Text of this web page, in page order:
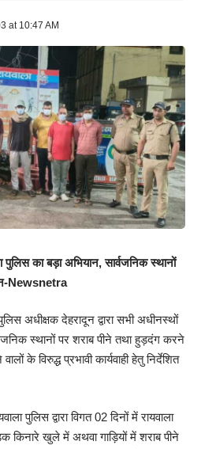
at 10:47 AM
का बड़ा अभियान, सार्वजनिक स्थानों
Newsnetra
अधीक्षक देहरादून द्वारा सभी अधीनस्थों
स्थानों पर शराब पीने तथा हुड़दंग करने
के विरुद्ध प्रभावी कार्यवाही हेतु निर्देशित
पुलिस द्वारा विगत 02 दिनों में रायवाला
किनारे खुले में अथवा गाड़ियों में शराब पीने